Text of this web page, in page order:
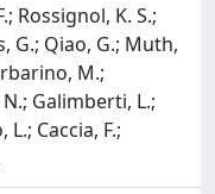
Rossignol, K. S.;
G.; Qiao, G.; Muth,
M.;
Galimberti, L.;
Caccia, F.;